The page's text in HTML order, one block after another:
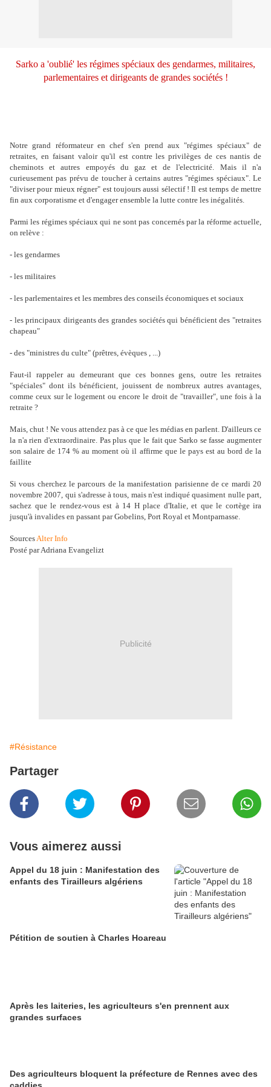
Sarko a 'oublié' les régimes spéciaux des gendarmes, militaires,
parlementaires et dirigeants de grandes sociétés !
Notre grand réformateur en chef s'en prend aux "régimes spéciaux" de
retraites, en faisant valoir qu'il est contre les privilèges de ces nantis de
cheminots et autres empoyés du gaz et de l'electricité. Mais il n'a
curieusement pas prévu de toucher à certains autres "régimes spéciaux". Le
"diviser pour mieux régner" est toujours aussi sélectif ! Il est temps de mettre
fin aux corporatisme et d'engager ensemble la lutte contre les inégalités.
Parmi les régimes spéciaux qui ne sont pas concernés par la réforme actuelle,
on relève :
- les gendarmes
- les militaires
- les parlementaires et les membres des conseils économiques et sociaux
- les principaux dirigeants des grandes sociétés qui bénéficient des "retraites
chapeau"
- des "ministres du culte" (prêtres, évèques , ...)
Faut-il rappeler au demeurant que ces bonnes gens, outre les retraites
"spéciales" dont ils bénéficient, jouissent de nombreux autres avantages,
comme ceux sur le logement ou encore le droit de "travailler", une fois à la
retraite ?
Mais, chut ! Ne vous attendez pas à ce que les médias en parlent. D'ailleurs ce
la n'a rien d'extraordinaire. Pas plus que le fait que Sarko se fasse augmenter
son salaire de 174 % au moment où il affirme que le pays est au bord de la
faillite
Si vous cherchez le parcours de la manifestation parisienne de ce mardi 20
novembre 2007, qui s'adresse à tous, mais n'est indiqué quasiment nulle part,
sachez que le rendez-vous est à 14 H place d'Italie, et que le cortège ira
jusqu'à invalides en passant par Gobelins, Port Royal et Montparnasse.
SourcesAlter Info
Posté par Adriana Evangelizt
Publicité
#Résistance
Partager
Vous aimerez aussi
Appel du 18 juin : Manifestation des
enfants des Tirailleurs algériens
Pétition de soutien à Charles Hoareau
Après les laiteries, les agriculteurs s'en prennent aux
grandes surfaces
Des agriculteurs bloquent la préfecture de Rennes avec des